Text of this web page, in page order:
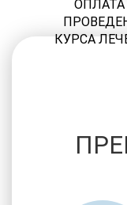
ОПЛАТА
КУРСА